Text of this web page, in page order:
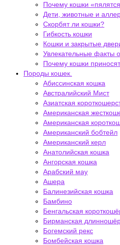
Почему кошки
Дети, животные и
Скорбят ли кошки?
Гибкость кошки
Кошки и закрытые
Увлекательные факты
Почему кошки
Породы кошек.
Абиссинская кошка
Австралийский Мист
Азиатская
Американская
Американская
Американский бобтейл
Американский керл
Анатолийская кошка
Ангорская кошка
Арабский мау
Ашера
Балинезийская кошка
Бамбино
Бенгальская
Бирманская
Богемский рекс
Бомбейская кошка